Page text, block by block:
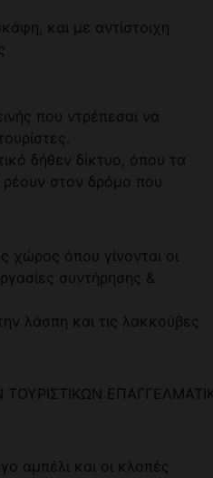
και με αντίστοιχη
που ντρέπεσαι να
δήθεν δίκτυο, όπου τα
στον δρόμο που
χώρος όπου γίνονται οι
συντήρησης &
λάσπη και τις λακκούβες
ΤΟΥΡΙΣΤΙΚΩΝ
αμπέλι και οι κλοπές